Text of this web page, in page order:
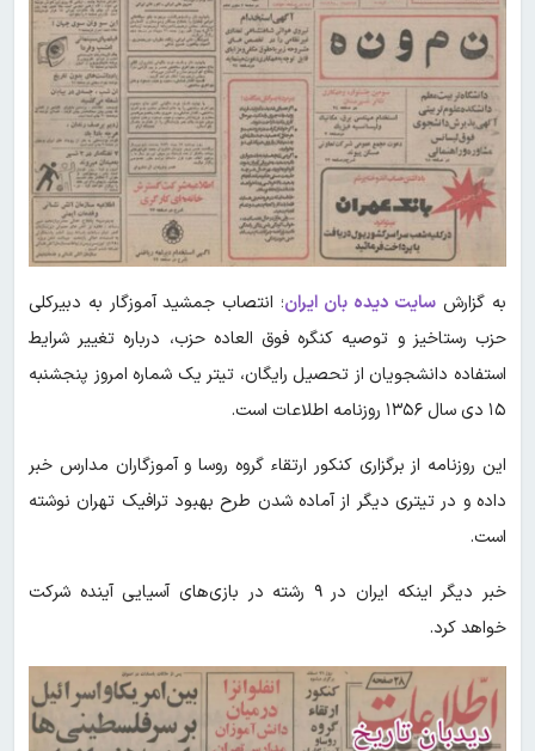
به گزارش سایت دیده بان ایران؛ انتصاب جمشید آموزگار به دبیرکلی
حزب رستاخیز و توصیه کنگره فوق العاده حزب، درباره تغییر شرایط
استفاده دانشجویان از تحصیل رایگان، تیتر یک شماره امروز پنجشنبه
۱۵ دی سال ۱۳۵۶ روزنامه اطلاعات است.
این روزنامه از برگزاری کنکور ارتقاء گروه روسا و آموزگاران مدارس خبر
داده و در تیتری دیگر از آماده شدن طرح بهبود ترافیک تهران نوشته
است.
خبر دیگر اینکه ایران در ۹ رشته در بازی‌های آسیایی آینده شرکت
خواهد کرد.